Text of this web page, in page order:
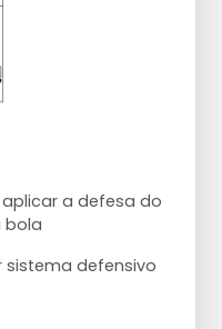
a defesa do
bola
sistema defensivo